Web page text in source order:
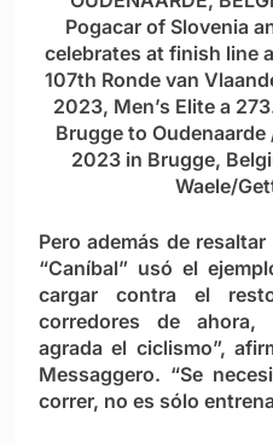
Pogacar of Slovenia
celebrates at finish line
107th Ronde van
2023, Men’s Elite a
Brugge to
2023 in Brugge,
Waele/
Pero además de
“Caníbal” usó el
cargar contra el
corredores de ahora,
agrada el ciclismo”,
Messaggero. “Se
correr, no es sólo